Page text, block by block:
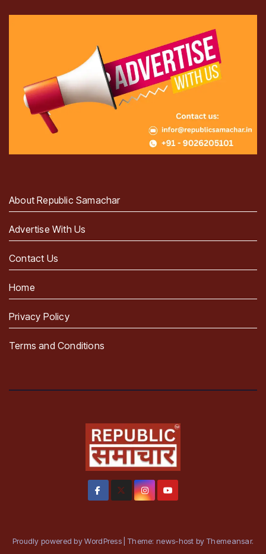
About Republic Samachar
Advertise With Us
Contact Us
Home
Privacy Policy
Terms and Conditions
Proudly powered by WordPress Theme: news-host by Themeansar.